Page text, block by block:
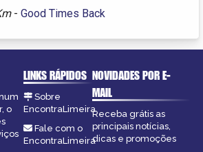
- Good Times Back
o
LINKS RÁPIDOS
Sobre
EncontraLimeira
Fale com o
EncontraLimeira
NOVIDADES POR E-
MAIL
Receba grátis as
principais notícias,
dicas e promoções